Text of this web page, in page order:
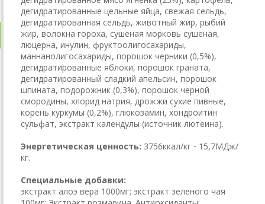
дегидратированные цельные яйца, свежая сельдь,
дегидратированная сельдь, животный жир, рыбий
жир, волокна гороха, сушеная морковь сушеная,
люцерна, инулин, фруктоолигосахариды,
маннанолигосахариды, порошок черники (0,5%),
дегидратированные яблоки, порошок граната,
дегидратированный сладкий апельсин, порошок
шпината, подорожник (0,3%), порошок черной
смородины, хлорид натрия, дрожжи сухие пивные,
корень куркумы (0,2%), глюкозамин, хондроитин
сульфат, экстракт календулы (источник лютеина).
Энергетическая ценность: 3756ккал/кг ‐ 15,7МДж/
кг.
Специальные добавки:
экстракт алоэ вера 1000мг; экстракт зеленого чая